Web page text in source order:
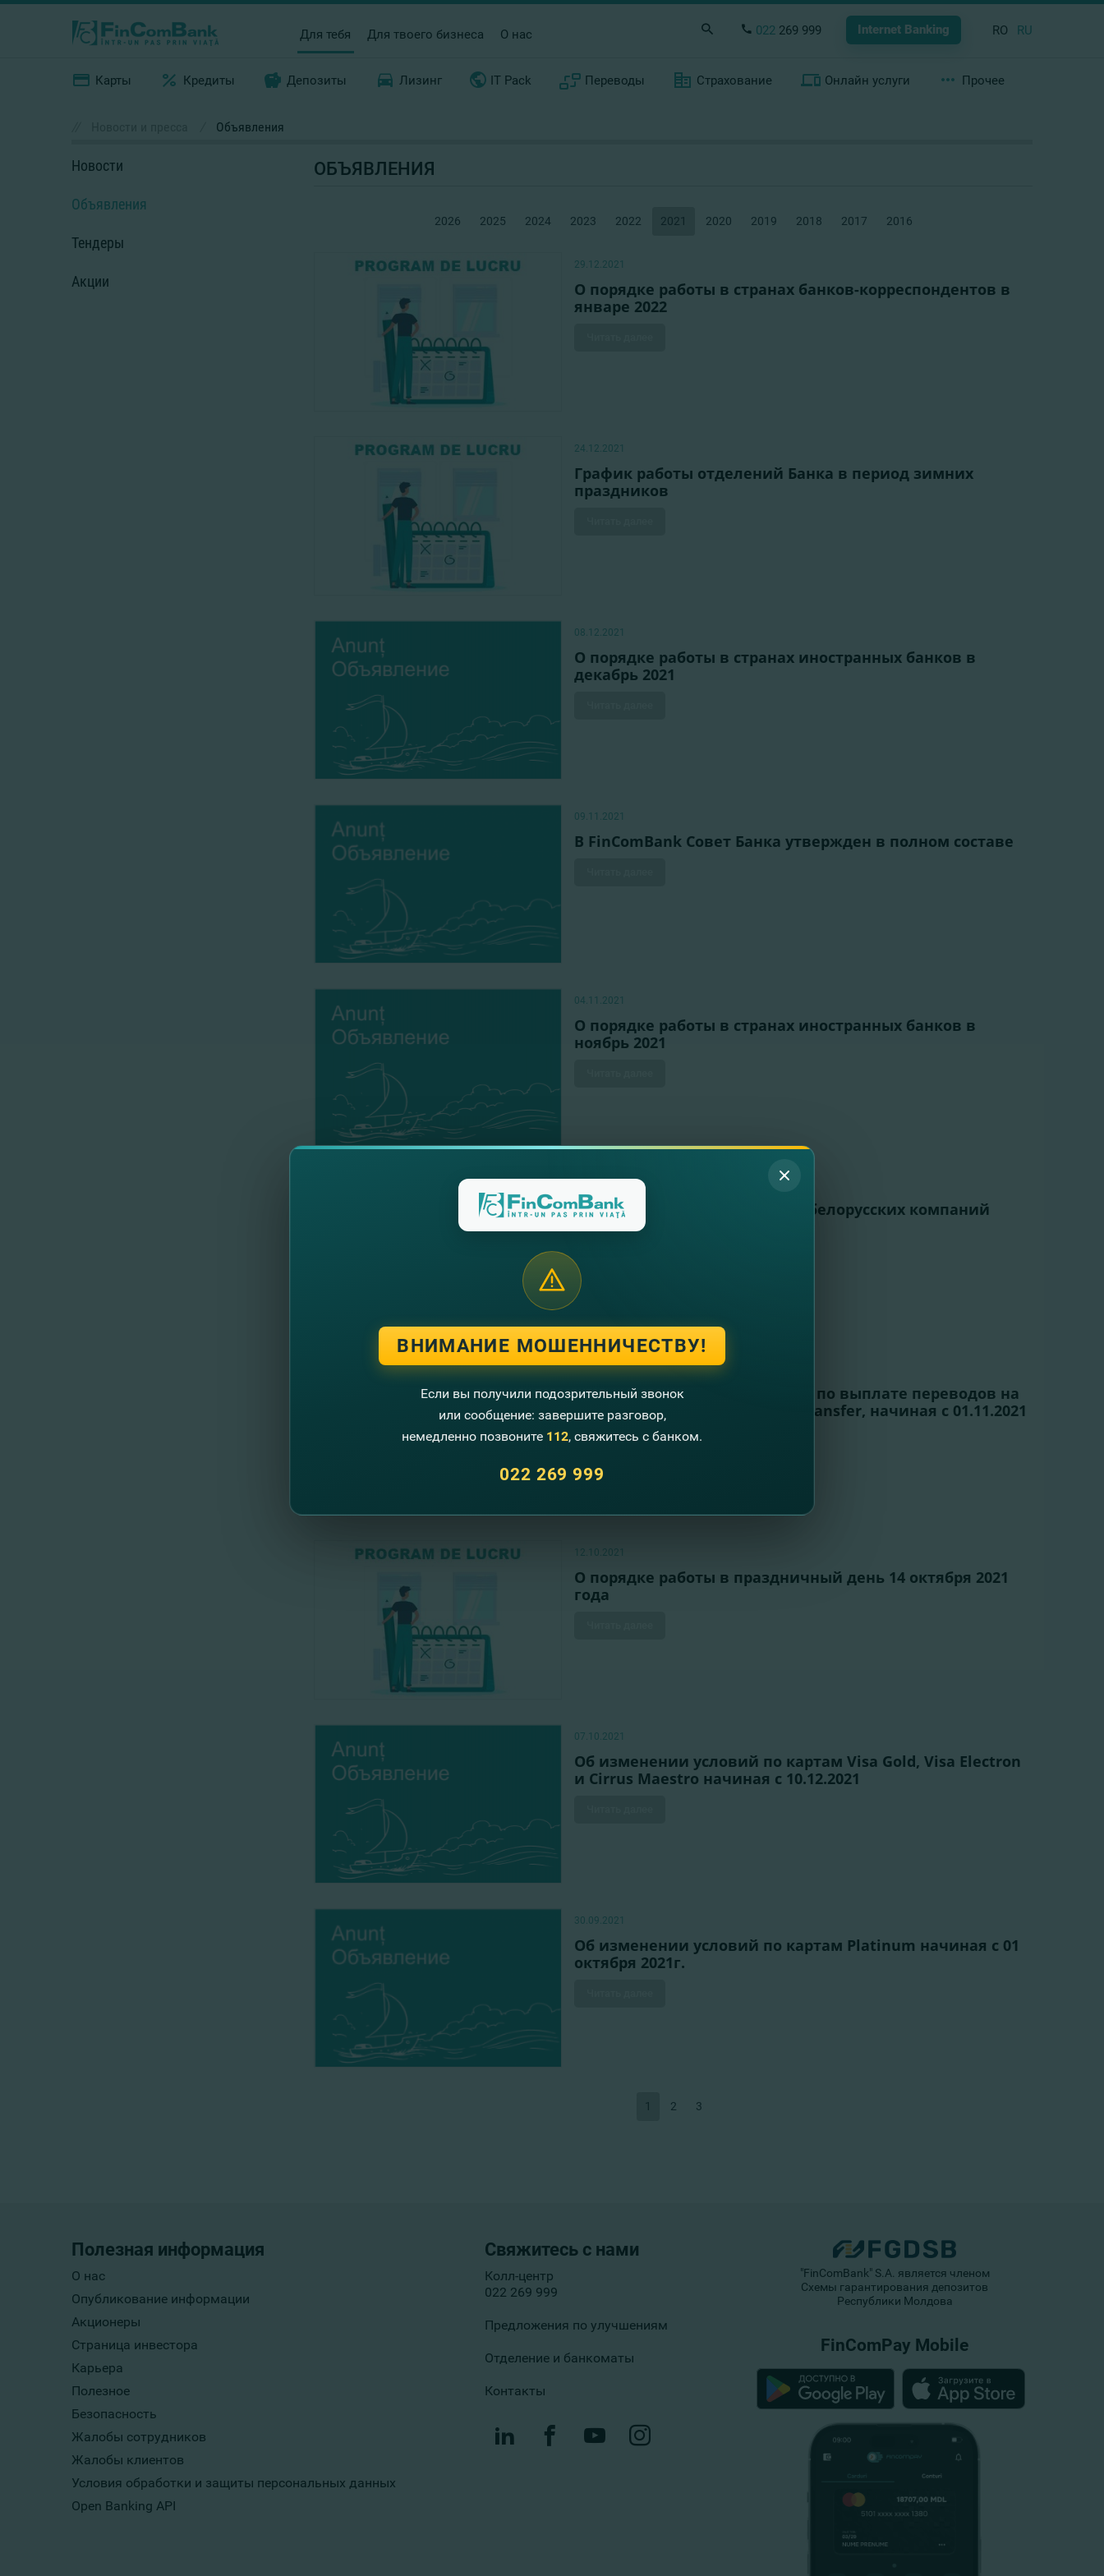
Для тебя Для твоего бизнеса О нас 022 269 999 Internet Banking RO RU
Карты Кредиты Депозиты Лизинг IT Pack Переводы Страхование Онлайн услуги Прочее
Объявления
Новости
Объявления
Тендеры
Акции
ОБЪЯВЛЕНИЯ
2026 2025 2024 2023 2022 2021 2020 2019 2018 2017 2016
29.12.2021
О порядке работы в странах банков-корреспондентов в
январе 2022
24.12.2021
График работы отделений Банка в период зимних
праздников
08.12.2021
О порядке работы в странах иностранных банков в
декабрь 2021
09.11.2021
В FinComBank Совет Банка утвержден в полном составе
04.11.2021
О порядке работы в странах иностранных банков в
ноябрь 2021
О платежах SWIFT с участием белорусских компаний
01.11.2021
Об изменении условий акции по выплате переводов на
карты по системе Ria Money Transfer, начиная с 01.11.2021
Читать далее
12.10.2021
О порядке работы в праздничный день 14 октября 2021
года
07.10.2021
Об изменении условий по картам Visa Gold, Visa Electron
и Cirrus Maestro начиная с 10.12.2021
30.09.2021
Об изменении условий по картам Platinum начиная с 01
октября 2021г.
1 2 3
Полезная информация
О нас
Опубликование информации
Акционеры
Страница инвестора
Карьера
Полезное
Безопасность
Жалобы сотрудников
Жалобы клиентов
Условия обработки и защиты персональных данных
Open Banking API
Свяжитесь с нами
Колл-центр
022 269 999
Предложения по улучшениям
Отделение и банкоматы
Контакты
"FinComBank" S.A. является членом
Схемы гарантирования депозитов
Республики Молдова
FinComPay Mobile
ВНИМАНИЕ МОШЕННИЧЕСТВУ!
Если вы получили подозрительный звонок
или сообщение: завершите разговор,
немедленно позвоните 112, свяжитесь с банком.
022 269 999